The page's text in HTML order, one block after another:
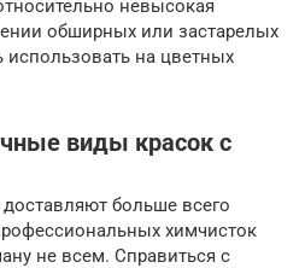
невысокая
обширных или застарелых
на цветных
виды красок с
больше всего
химчисток
не всем. Справиться с